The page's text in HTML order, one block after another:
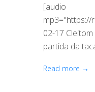
[audio
mp3="https://
02-17
partida da
Read more →